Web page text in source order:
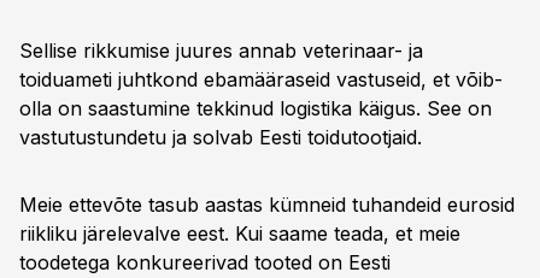
Sellise rikkumise juures annab veterinaar- ja
toiduameti juhtkond ebamääraseid vastuseid, et võib-
olla on saastumine tekkinud logistika käigus. See on
vastutustundetu ja solvab Eesti toidu­tootjaid.
Meie ettevõte tasub aastas kümneid tuhandeid eurosid
riikliku järelevalve eest. Kui saame teada, et meie
toodetega konkureerivad tooted on Eesti